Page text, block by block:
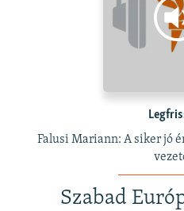
Falusi Mariann: A siker jó
Szabad